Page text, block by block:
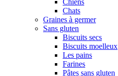
Chiens
Chats
Graines à germer
Sans gluten
Biscuits secs
Biscuits moelleux
Les pains
Farines
Pâtes sans gluten